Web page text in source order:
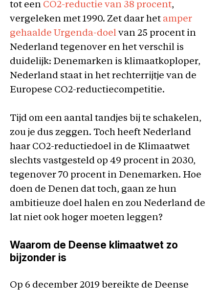
tot een CO2-reductie van 38 procent,
vergeleken met 1990. Zet daar het amper
gehaalde Urgenda-doel van 25 procent in
Nederland tegenover en het verschil is
duidelijk: Denemarken is klimaatkoploper,
Nederland staat in het rechterrijtje van de
Europese CO2-reductiecompetitie.
Tijd om een aantal tandjes bij te schakelen,
zou je dus zeggen. Toch heeft Nederland
haar CO2-reductiedoel in de Klimaatwet
slechts vastgesteld op 49 procent in 2030,
tegenover 70 procent in Denemarken. Hoe
doen de Denen dat toch, gaan ze hun
ambitieuze doel halen en zou Nederland de
lat niet ook hoger moeten leggen?
Waarom de Deense klimaatwet zo
bijzonder is
Op 6 december 2019 bereikte de Deense